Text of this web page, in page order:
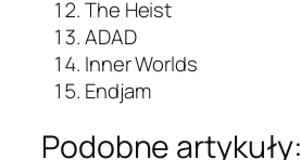
The Heist
ADAD
Inner Worlds
Endjam
Podobne artykuły: